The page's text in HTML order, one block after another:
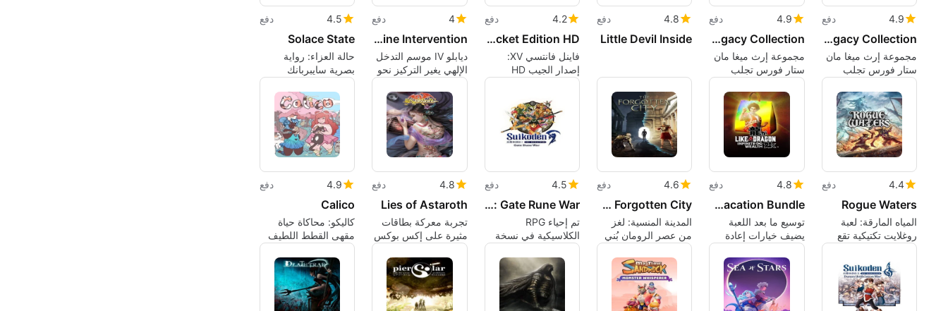
4.9 دفع
Mega Man Star Force: Legacy Collection
مجموعة إرث ميغا مان
ستار فورس تجلب
التحكم الحديثة
4.9 دفع
Mega Man Star Force: Legacy Collection
مجموعة إرث ميغا مان
ستار فورس تجلب
التحكم الحديثة
4.8 دفع
Little Devil Inside
4.2 دفع
Final Fantasy XV: Pocket Edition HD
فاينل فانتسي XV:
إصدار الجيب HD
4 دفع
Diablo IV: Season of Divine Intervention
ديابلو IV موسم التدخل
الإلهي يغير التركيز نحو
الصراع السماوي
4.5 دفع
Solace State
حالة العزاء: رواية
بصرية سايبربانك
مدفوعة بالاختيار حول
النشاط
4.4 دفع
Rogue Waters
المياه المارقة: لعبة
روغلايت تكتيكية تقع
في بحار ملعونة
ومتغيرة
4.8 دفع
Like a Dragon: Infinite Wealth - Master Vacation Bundle
توسيع ما بعد اللعبة
يضيف خيارات إعادة
التشغيل، زنزانة عالية
المستوى،
ومستحضرات تجميل
4.6 دفع
The Forgotten City
المدينة المنسية: لغز
من عصر الرومان بُني
للاعبين الصبورين
4.5 دفع
Suikoden I HD Remaster: Gate Rune War
تم إحياء RPG
الكلاسيكية في نسخة
محسنة بدقة عالية
4.8 دفع
Lies of Astaroth
تجربة معركة بطاقات
مثيرة على إكس بوكس
ون
4.9 دفع
Calico
كاليكو: محاكاة حياة
مقهى القطط اللطيف
للاعبين المبدعين